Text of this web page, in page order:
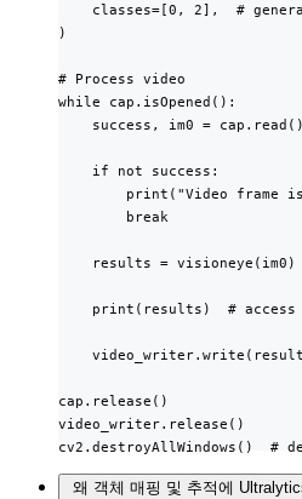
classes=[0, 2],  #
)
# Process video
while cap.isOpened():
    success, im0 = cap.read()
    if not success:
print("Video frame
        break
    results = visioneye(im0)
print(results)  # access
cap.release()
video_writer.release()
cv2.destroyAllWindows()  #
왜 객체 매핑 및 추적에